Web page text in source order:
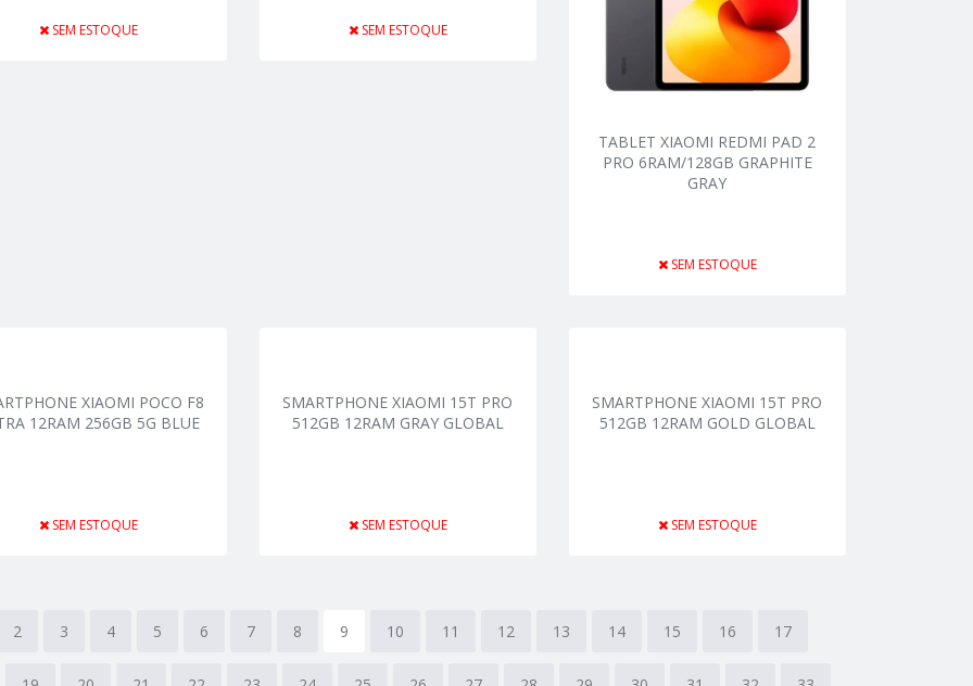
SEM ESTOQUE SEM ESTOQUE
TABLET XIAOMI REDMI PAD 2
PRO 6RAM/128GB GRAPHITE
GRAY
SEM ESTOQUE
XIAOMI POCO F8
12RAM 256GB 5G BLUE
SEM ESTOQUE
SMARTPHONE XIAOMI 15T PRO
512GB 12RAM GRAY GLOBAL
SEM ESTOQUE
SMARTPHONE XIAOMI 15T PRO
512GB 12RAM GOLD GLOBAL
SEM ESTOQUE
2 3 4 5 6 7 8 9 10 11 12 13 14 15 16 17